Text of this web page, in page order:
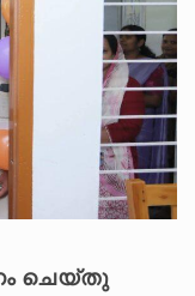
ചെയ്തു